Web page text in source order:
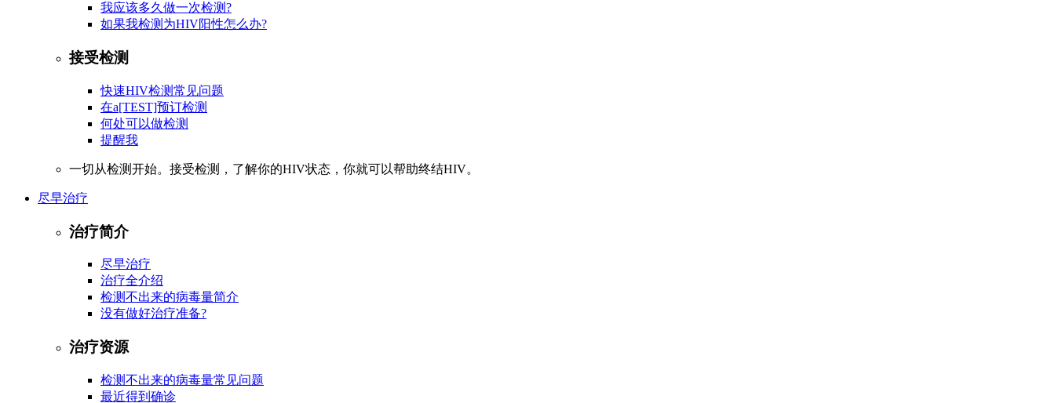
我应该多久做一次检测?
如果我检测为HIV阳性怎么办?
接受检测
快速HIV检测常见问题
在a[TEST]预订检测
何处可以做检测
提醒我
一切从检测开始。接受检测，了解你的HIV状态，你就可以帮助终结HIV。
尽早治疗
治疗简介
尽早治疗
治疗全介绍
检测不出来的病毒量简介
没有做好治疗准备?
治疗资源
检测不出来的病毒量常见问题
最近得到确诊